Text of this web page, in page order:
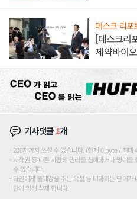
데스크 리포
[데스크리
제약바이
기사댓글 1개
200자까지 쓰실 수 있습니다. (현재 0 byte / 최대
저작권 등 다른 사람의 권리를 침해하거나 명예
수 있습니다.
타인에게 불쾌감을 주는 욕설 등 비하하는 단어
단에 의해 삭제 합니다.